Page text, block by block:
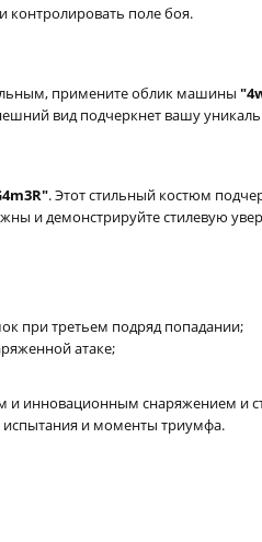
контролировать поле боя.
примените облик машины
вид подчеркнет вашу
. Этот стильный костюм
и демонстрируйте стилевую
при третьем подряд попадании;
атаке;
инновационным снаряжением и
испытания и моменты триумфа.